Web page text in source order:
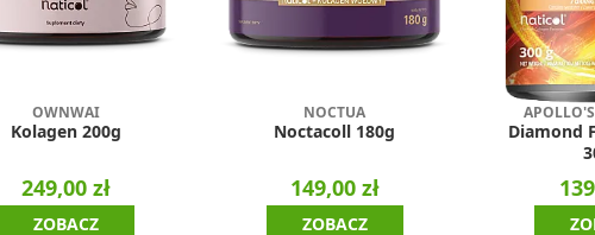
OWNWAI
Kolagen 200g
249,00 zł
ZOBACZ
NOCTUA
Noctacoll 180g
149,00 zł
ZOBACZ
Diamond